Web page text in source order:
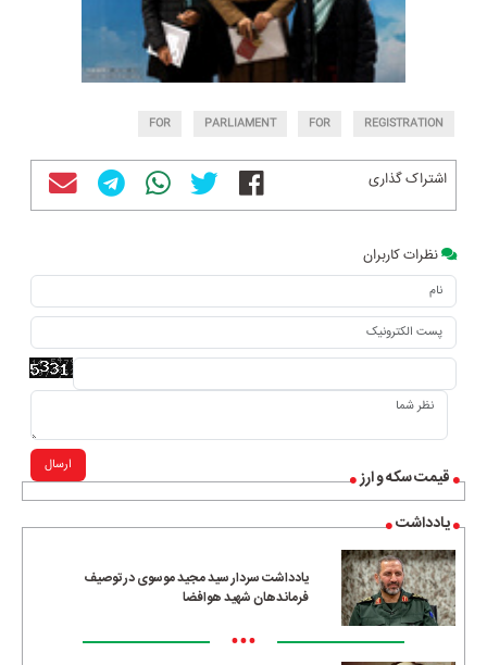
قیمت سکه و ارز
یادداشت
یادداشت سردار سید مجید موسوی در توصیف
فرماندهان شهید هوافضا
•••
REGISTRATION
FOR
PARLIAMENT
FOR
اشتراک گذاری
نظرات کاربران
ارسال